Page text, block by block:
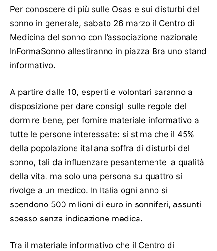
Per conoscere di più sulle Osas e sui disturbi del
sonno in generale, sabato 26 marzo il Centro di
Medicina del sonno con l’associazione nazionale
InFormaSonno allestiranno in piazza Bra uno stand
informativo.
A partire dalle 10, esperti e volontari saranno a
disposizione per dare consigli sulle regole del
dormire bene, per fornire materiale informativo a
tutte le persone interessate: si stima che il 45%
della popolazione italiana soffra di disturbi del
sonno, tali da influenzare pesantemente la qualità
della vita, ma solo una persona su quattro si
rivolge a un medico. In Italia ogni anno si
spendono 500 milioni di euro in sonniferi, assunti
spesso senza indicazione medica.
Tra il materiale informativo che il Centro di